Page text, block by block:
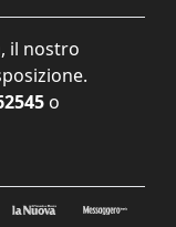
il nostro
o